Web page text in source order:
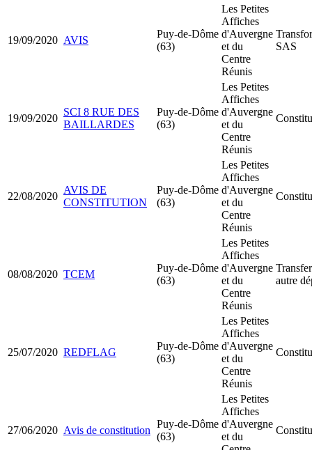
19/09/2020 AVIS
Puy-de-Dôme
(63)
Les Petites
Affiches
d'Auvergne
et du
Centre
Réunis
SAS
19/09/2020
SCI 8 RUE DES
BAILLARDES
Puy-de-Dôme
(63)
Les Petites
Affiches
d'Auvergne
et du
Centre
Réunis
22/08/2020
AVIS DE
CONSTITUTION
Puy-de-Dôme
(63)
Les Petites
Affiches
d'Auvergne
et du
Centre
Réunis
08/08/2020 TCEM
Puy-de-Dôme
(63)
Les Petites
Affiches
d'Auvergne
et du
Centre
Réunis
autre
25/07/2020 REDFLAG
Puy-de-Dôme
(63)
Les Petites
Affiches
d'Auvergne
et du
Centre
Réunis
27/06/2020 Avis de constitution
Puy-de-Dôme
(63)
Les Petites
Affiches
d'Auvergne
et du